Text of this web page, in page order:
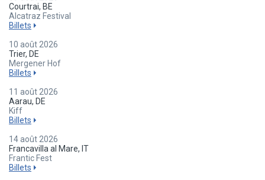
Courtrai, BE
Alcatraz Festival
Billets
10 août 2026
Trier, DE
Mergener Hof
Billets
11 août 2026
Aarau, DE
Kiff
Billets
14 août 2026
Francavilla al Mare, IT
Frantic Fest
Billets